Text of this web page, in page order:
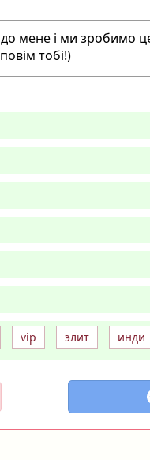
мене і ми зробимо
тобі!)
vip элит инди